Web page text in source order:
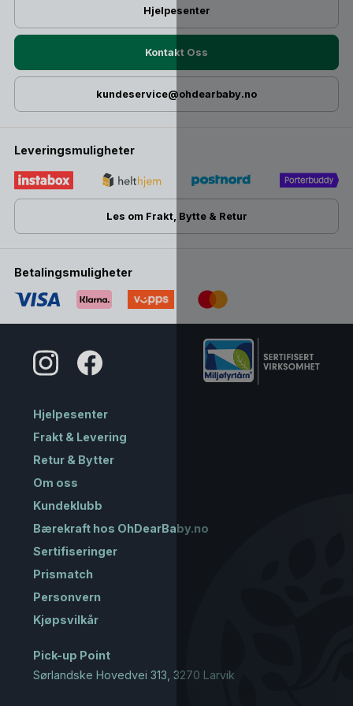
Hjelpesenter
Kontakt Oss
kundeservice@ohdearbaby.no
Leveringsmuligheter
Les om Frakt, Bytte & Retur
Betalingsmuligheter
Hjelpesenter
Frakt & Levering
Retur & Bytter
Om oss
Kundeklubb
Bærekraft hos OhDearBaby.no
Sertifiseringer
Prismatch
Personvern
Kjøpsvilkår
Pick-up Point
Sørlandske Hovedvei 313, 3270 Larvik